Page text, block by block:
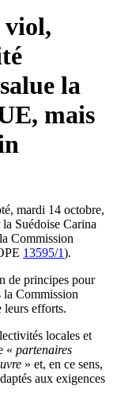
la
mais
mardi 14 octobre,
Suédoise Carina
Commission
13595/1).
de principes pour
la Commission
leurs efforts.
locales et
« partenaires
» et, en ce sens,
aux exigences